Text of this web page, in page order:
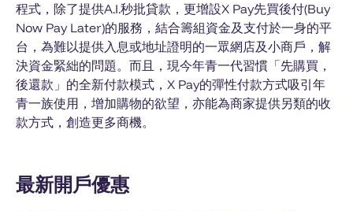
程式，除了提供A.I.秒批貸款，更增設X Pay先買後付(Buy
Now Pay Later)的服務，結合籌組資金及支付於一身的平
台，為難以提供入息或地址證明的一眾網店及小商戶，解
決資金緊絀的問題。而且，現今年青一代習慣「先購買，
後還款」的全新付款模式，X Pay的彈性付款方式吸引年
青一族使用，增加購物的欲望，亦能為商家提供另類的收
款方式，創造更多商機。
最新開戶優惠